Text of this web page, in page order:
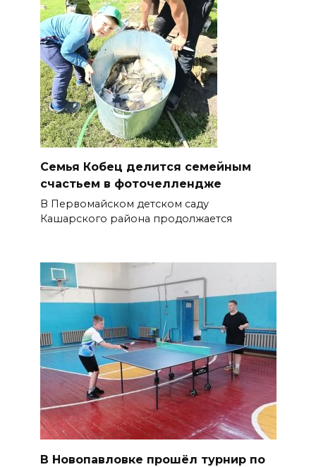
Семья Кобец делится семейным
счастьем в фоточеллендже
В Первомайском детском саду
Кашарского района продолжается
В Новопавловке прошёл турнир по